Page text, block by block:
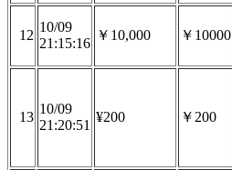
12
10/09
21:15:16
￥10,000 ￥10000
13
10/09
21:20:51
¥200 ￥200